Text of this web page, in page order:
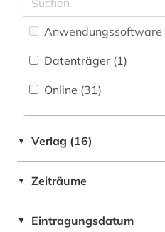
italianistik (10)
kalabresisch (1)
karl viktor von (1)
Polen (1)
Datenträger (1)
Online (31)
▼ Verlag (16)
▼ Zeiträume
▼ Eintragungsdatum